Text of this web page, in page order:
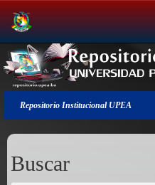
Salir
de
la
navegación
Repositorio Institucional UPEA
Buscar